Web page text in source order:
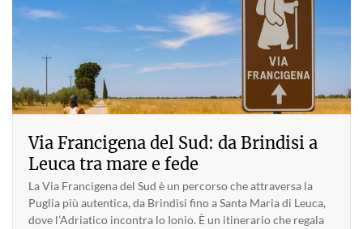
Via Francigena del Sud: da Brindisi a
Leuca tra mare e fede
La Via Francigena del Sud è un percorso che attraversa la
Puglia più autentica, da Brindisi fino a Santa Maria di Leuca,
dove l’Adriatico incontra lo Ionio. È un itinerario che regala